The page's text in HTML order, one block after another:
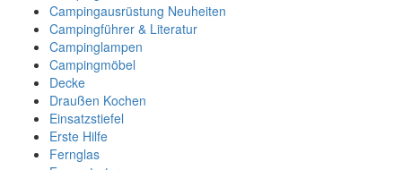
Campingausrüstung Neuheiten
Campingführer & Literatur
Campinglampen
Campingmöbel
Decke
Draußen Kochen
Einsatzstiefel
Erste Hilfe
Fernglas